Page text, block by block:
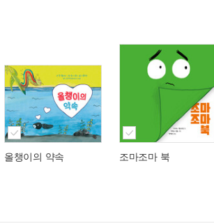
올챙이의 약속 조마조마 북